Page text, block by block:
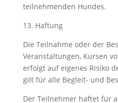
teilnehmenden Hundes.
13. Haftung
Die Teilnahme oder der
Veranstaltungen, Kursen
erfolgt auf eigenes Risiko
gilt für alle Begleit- und
Der Teilnehmer haftet für